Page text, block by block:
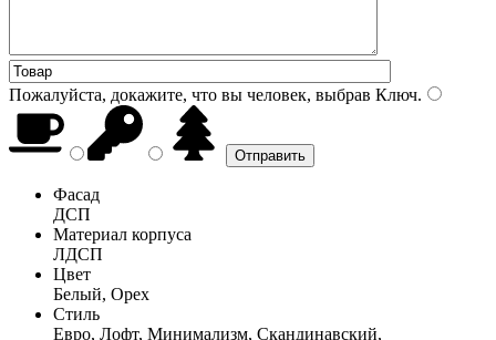
Пожалуйста, докажите, что вы человек, выбрав Ключ.
Фасад
ДСП
Материал корпуса
ЛДСП
Цвет
Белый, Орех
Стиль
Евро, Лофт, Минимализм, Скандинавский,